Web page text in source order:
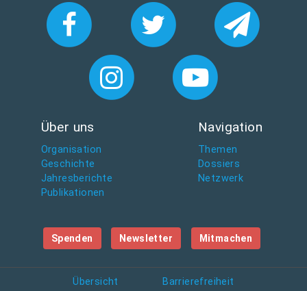
Über uns
Organisation
Geschichte
Jahresberichte
Publikationen
Navigation
Themen
Dossiers
Netzwerk
Spenden Newsletter Mitmachen
Übersicht Barrierefreiheit